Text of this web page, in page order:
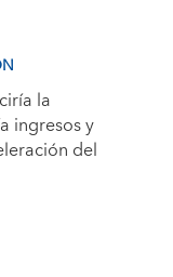
la
ingresos y
del